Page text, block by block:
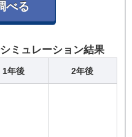
ミュレーション結果
1年後 2年後